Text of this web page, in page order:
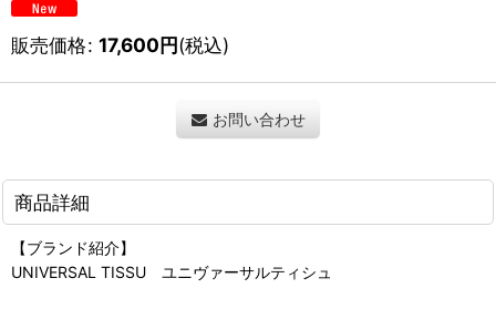
販売価格: 17,600円(税込)
お問い合わせ
商品詳細
【ブランド紹介】
UNIVERSAL TISSU ユニヴァーサルティシュ